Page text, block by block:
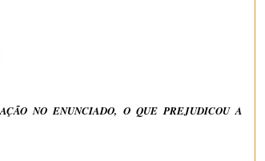
NO ENUNCIADO, O QUE PREJUDICOU A